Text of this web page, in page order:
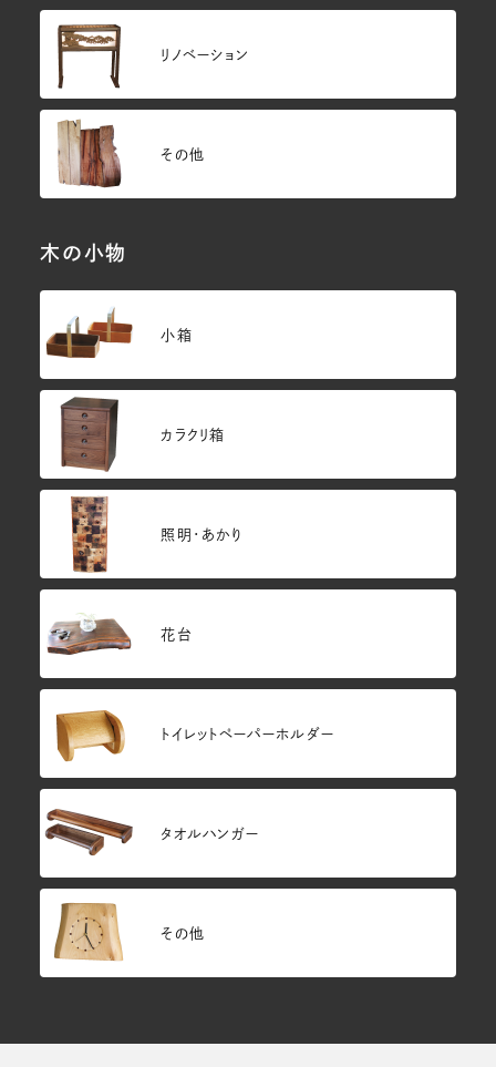
リノベーション
その他
木の小物
小箱
カラクリ箱
照明・あかり
花台
トイレットペーパーホルダー
タオルハンガー
その他